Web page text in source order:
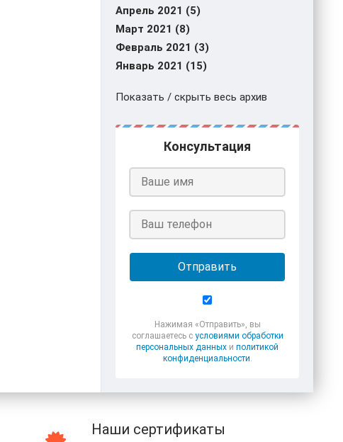
Апрель 2021 (5)
Март 2021 (8)
Февраль 2021 (3)
Январь 2021 (15)
Показать / скрыть весь архив
Консультация
Отправить
Нажимая «Отправить», вы
соглашаетесь с условиями обработки
персональных данных и политикой
конфиденциальности.
Наши сертификаты